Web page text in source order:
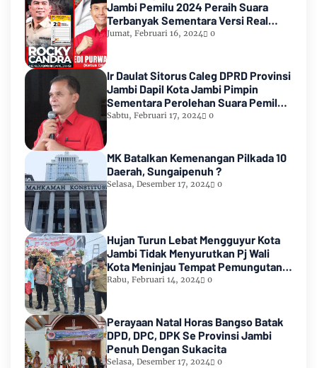
Jambi Pemilu 2024 Peraih Suara
Terbanyak Sementara Versi Real
Count KPU RI
Jumat, Februari 16, 2024 0
Ir Daulat Sitorus Caleg DPRD Provinsi
Jambi Dapil Kota Jambi Pimpin
Sementara Perolehan Suara Pemilu
2024
Sabtu, Februari 17, 2024 0
MK Batalkan Kemenangan Pilkada 10
Daerah, Sungaipenuh ?
Selasa, Desember 17, 2024 0
Hujan Turun Lebat Mengguyur Kota
Jambi Tidak Menyurutkan Pj Wali
Kota Meninjau Tempat Pemungutan
Suara Pemilu 2024
Rabu, Februari 14, 2024 0
Perayaan Natal Horas Bangso Batak
DPD, DPC, DPK Se Provinsi Jambi
Penuh Dengan Sukacita
Selasa, Desember 17, 2024 0